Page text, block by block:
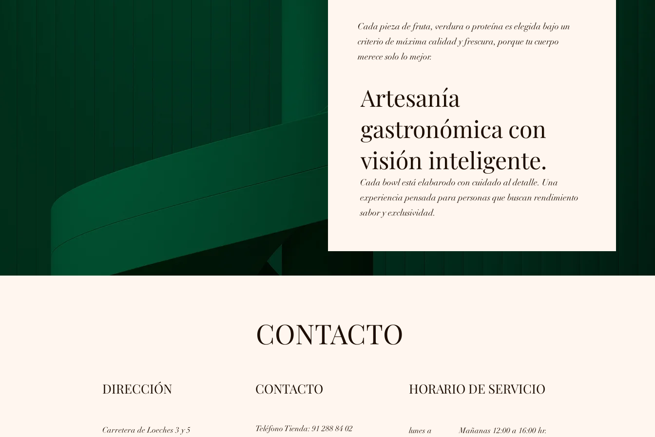
Cada pieza de fruta, verdura o proteína es elegida bajo un
criterio de máxima calidad y frescura, porque tu cuerpo
merece solo lo mejor.
Artesanía
gastronómica con
visión inteligente.
Cada bowl está elabarodo con cuidado al detalle. Una
experiencia pensada para personas que buscan rendimiento
sabor y exclusividad.
CONTACTO
DIRECCIÓN CONTACTO HORARIO DE SERVICIO
Carretera de Loeches 3 y 5
Teléfono Tienda: 91 288 84 02
lunes a
Mañanas 12:00 a 16:00 hr.